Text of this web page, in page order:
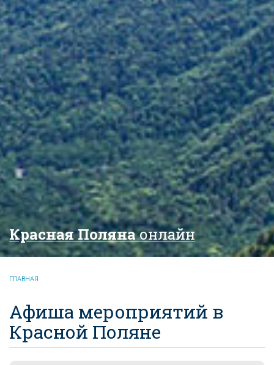
Красная Полянаонлайн
ГЛАВНАЯ
Афиша мероприятий в
Красной Поляне